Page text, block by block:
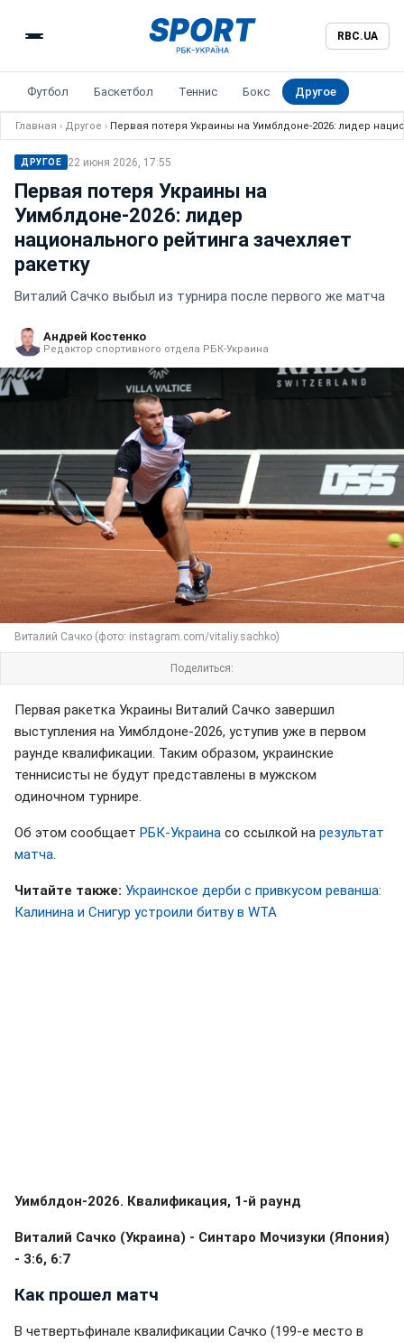
RBC.UA
Футбол Баскетбол Теннис Бокс Другое
Главная › Другое › Первая потеря Украины на Уимблдоне-2026: лидер
ДРУГОЕ 22 июня 2026, 17:55
Первая потеря Украины на
Уимблдоне-2026: лидер
национального рейтинга зачехляет
ракетку
Виталий Сачко выбыл из турнира после первого же матча
Андрей Костенко
Редактор спортивного отдела РБК-Украина
Виталий Сачко (фото: instagram.com/vitaliy.sachko)
Поделиться:
Первая ракетка Украины Виталий Сачко завершил
выступления на Уимблдоне-2026, уступив уже в первом
раунде квалификации. Таким образом, украинские
теннисисты не будут представлены в мужском
одиночном турнире.
Об этом сообщает РБК-Украина со ссылкой на результат
матча
Читайте также: Украинское дерби с привкусом реванша:
Калинина и Снигур устроили битву в WTA
Уимблдон-2026. Квалификация, 1-й раунд
Виталий Сачко (Украина) - Синтаро Мочизуки (Япония)
- 3:6, 6:7
Как прошел матч
В четвертьфинале квалификации Сачко (199-е место в